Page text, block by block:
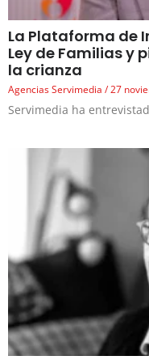
La Plataforma de
Ley de Familias y
la crianza
Agencias Servimedia 27
Servimedia ha